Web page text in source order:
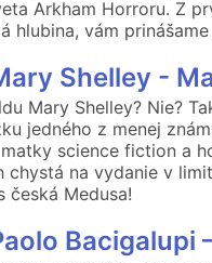
Arkham Horroru. Z
hlubina, vám
Shelley -
Mary Shelley? Nie?
jedného z menej
science fiction a
chystá na vydanie v
česká Medusa!
Bacigalupi